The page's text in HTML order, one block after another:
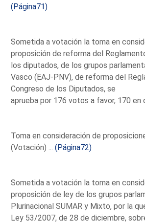
(Página71)
Sometida a votación la toma en
proposición de reforma del
los diputados, de los grupos
Vasco (EAJ-PNV), de reforma del
Congreso de los Diputados, se
aprueba por 176 votos a favor, 170 en
Toma en consideración de
(Votación) ...(Página72)
Sometida a votación la toma en
proposición de ley de los grupos
Plurinacional SUMAR y Mixto, por la
Ley 53/2007, de 28 de diciembre,